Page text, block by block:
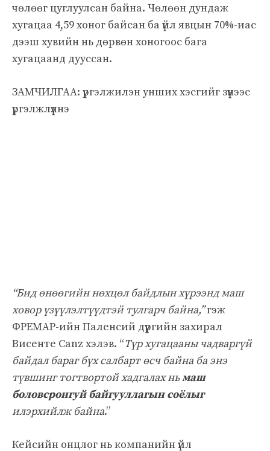
чөлөөг цуглуулсан байна. Чөлөөн дундаж
хугацаа 4,59 хоног байсан ба үйл явцын 70%-иас
дээш хувийн нь дөрвөн хоногоос бага
хугацаанд дууссан.
ЗАМЧИЛГАА: үргэлжилэн унших хэсгийг зүүнээс
үргэлжлүүлнэ
“Бид өнөөгийн нөхцөл байдлын хүрээнд маш
ховор үзүүлэлтүүдтэй тулгарч байна,”гэж
ФРЕMAP-ийн Паленсий дүүргийн захирал
Висенте Саnz хэлэв. “Түр хугацааны чадваргүй
байдал бараг бүх салбарт өсч байна ба энэ
түвшинг тогтвортой хадгалах ньмаш
боловсронгуй байгууллагын соёлыг
илэрхийлж байна.”
Кейсийн онцлог нь компанийн үйл